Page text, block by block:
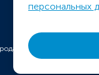
Москвы 24 августа 2022.
персональных